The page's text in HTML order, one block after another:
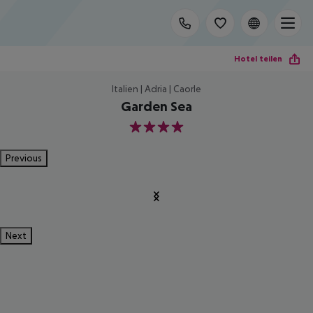
Hotel teilen
Italien | Adria | Caorle
Garden Sea
4
Previous
Next